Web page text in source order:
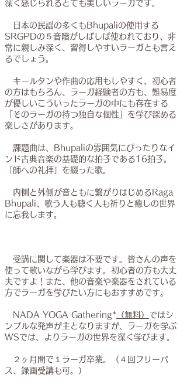
深く感じられるとても美しいラーガです。
​ 日本の民謡の多くもBhupaliの使用する
SRGPDの５音階がしばしば使われており、非
常に親しみ深く、習得しやすいラーガとも言え
るでしょう。
キールタンや作曲の応用もしやすく、初心者
の方はもちろん、ラーガ経験者の方も、難易度
が優しいこういったラーガの中にも存在する
「そのラーガの持つ独自な個性」を学び深める
楽しさがあります。
課題曲は、Bhupaliの雰囲気にぴったりなイ
ンド古典音楽の基礎的な拍子である16拍子。
「師への礼拝」を綴った歌。
​ 内側と外側が音ともに繋がりはじめるRaga
Bhupali、歌う人も聴く人も祈りと癒しの世界
に忘我します。
受講に関して楽器は不要です。皆さんの声を
使って歌いながら学びます。初心者の方も大丈
夫ですよ！また、他の音楽や楽器をされている
方でラーガを学びたい方にもおすすめです。
NADA YOGA Gathering* （無料） ではシ
ンプルな発声が主となりますが、ラーガを学ぶ
WSでは、よりラーガの世界を深く学びます。
２ヶ月間で１ラーガ卒業。（４回フリーパ
ス、録画受講も可。）